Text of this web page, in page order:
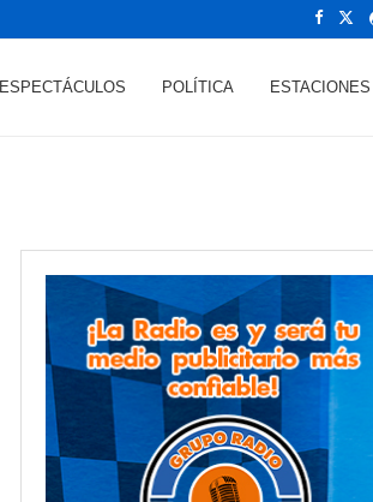
ESPECTÁCULOS POLÍTICA ESTACIONES